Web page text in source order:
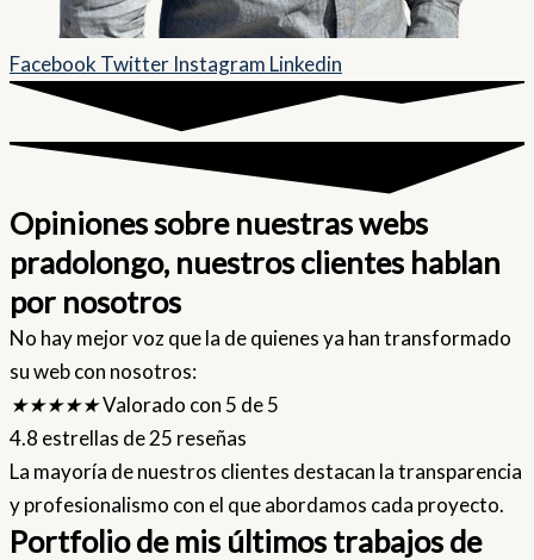
Facebook Twitter Instagram Linkedin
Opiniones sobre nuestras webs
pradolongo, nuestros clientes hablan
por nosotros
No hay mejor voz que la de quienes ya han transformado
su web con nosotros:
★★★★★Valorado con 5 de 5
4.8 estrellas de 25 reseñas
La mayoría de nuestros clientes destacan la transparencia
y profesionalismo con el que abordamos cada proyecto.
Portfolio de mis últimos trabajos de